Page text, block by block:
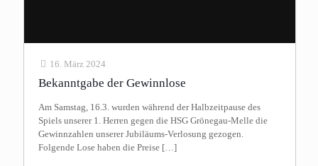
16. März 2024
Bekanntgabe der Gewinnlose
Am Samstag, 16.3. wurden während der Halbzeitpause des
Spiels unserer 1. Herren gegen die HSG Grönegau-Melle die
Gewinnzahlen unserer Jubiläums-Verlosung gezogen.
Folgende Lose haben die Preise […]